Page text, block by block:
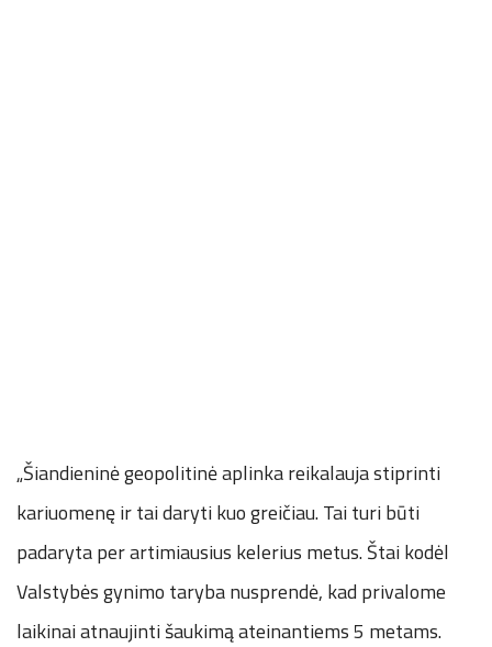
„Šiandieninė geopolitinė aplinka reikalauja stiprinti
kariuomenę ir tai daryti kuo greičiau. Tai turi būti
padaryta per artimiausius kelerius metus. Štai kodėl
Valstybės gynimo taryba nusprendė, kad privalome
laikinai atnaujinti šaukimą ateinantiems 5 metams.